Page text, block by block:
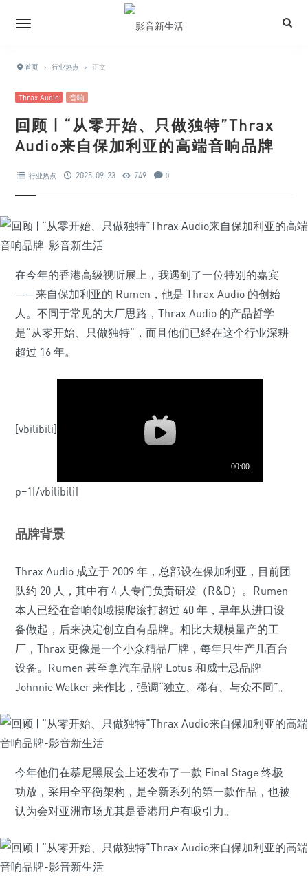
首页 › 行业热点 › 正文
Thrax Audio 音响
回顾 | “从零开始、只做独特”Thrax
Audio来自保加利亚的高端音响品牌
行业热点 2025-09-23 749 0
在今年的香港高级视听展上，我遇到了一位特别的嘉宾
——来自保加利亚的 Rumen，他是 Thrax Audio 的创始
人。不同于常见的大厂思路，Thrax Audio 的产品哲学
是“从零开始、只做独特”，而且他们已经在这个行业深耕
超过 16 年。
[vbilibili]
p=1[/vbilibili]
品牌背景
Thrax Audio 成立于 2009 年，总部设在保加利亚，目前团
队约 20 人，其中有 4 人专门负责研发（R&D）。Rumen
本人已经在音响领域摸爬滚打超过 40 年，早年从进口设
备做起，后来决定创立自有品牌。相比大规模量产的工
厂，Thrax 更像是一个小众精品厂牌，每年只生产几百台
设备。Rumen 甚至拿汽车品牌 Lotus 和威士忌品牌
Johnnie Walker 来作比，强调“独立、稀有、与众不同”。
今年他们在慕尼黑展会上还发布了一款 Final Stage 终极
功放，采用全平衡架构，是全新系列的第一款作品，也被
认为会对亚洲市场尤其是香港用户有吸引力。